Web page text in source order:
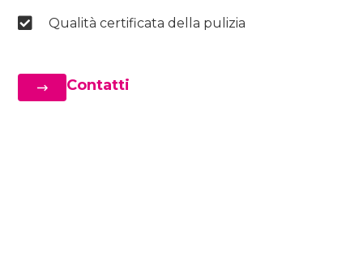
Qualità certificata della pulizia
Contatti